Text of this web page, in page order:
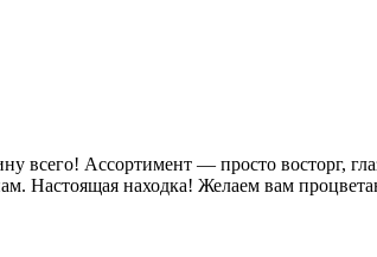
Ассортимент — просто восторг,
Настоящая находка! Желаем вам